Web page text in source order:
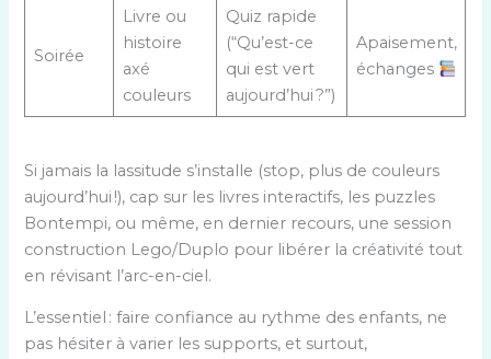
Soirée
Livre ou
histoire
axé
couleurs
Quiz rapide
(“Qu’est-ce
qui est vert
aujourd’hui ?”)
Apaisement,
échanges
Si jamais la lassitude s’installe (stop, plus de couleurs
aujourd’hui !), cap sur les livres interactifs, les puzzles
Bontempi, ou même, en dernier recours, une session
construction Lego/Duplo pour libérer la créativité tout
en révisant l’arc-en-ciel.
L’essentiel : faire confiance au rythme des enfants, ne
pas hésiter à varier les supports, et surtout,